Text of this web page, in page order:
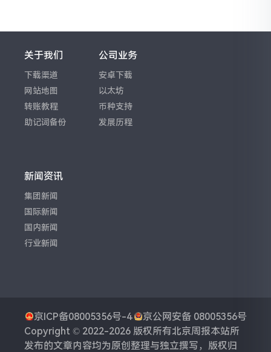
关于我们
下载渠道
网站地图
转账教程
助记词备份
公司业务
安卓下载
以太坊
币种支持
发展历程
新闻资讯
集团新闻
国际新闻
国内新闻
行业新闻
京ICP备08005356号-4
京公网安备 08005356号
Copyright © 2022-2026 版权所有北京周报本站所
发布的文章内容均为原创整理与独立撰写，版权归